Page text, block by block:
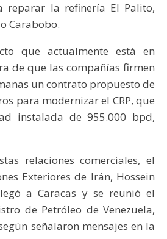
reparar la refinería El Palito,
Carabobo.
que actualmente está en
de que las compañías firmen
un contrato propuesto de
para modernizar el CRP, que
instalada de 955.000 bpd,
relaciones comerciales, el
Exteriores de Irán, Hossein
a Caracas y se reunió el
de Petróleo de Venezuela,
señalaron mensajes en la